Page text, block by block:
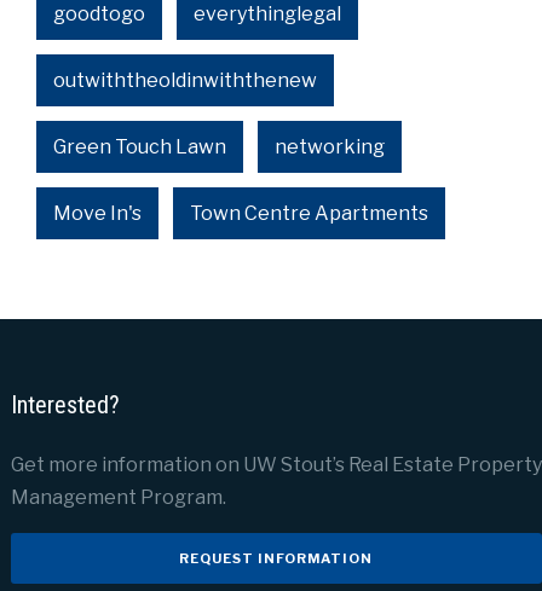
goodtogo everythinglegal
outwiththeoldinwiththenew
Green Touch Lawn networking
Move In's Town Centre Apartments
Interested?
Get more information on UW Stout’s Real Estate Property
Management Program.
REQUEST INFORMATION